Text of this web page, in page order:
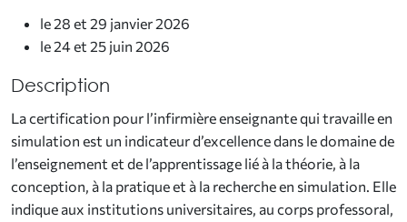
le 28 et 29 janvier 2026
le 24 et 25 juin 2026
Description
La certification pour l’infirmière enseignante qui travaille en
simulation est un indicateur d’excellence dans le domaine de
l’enseignement et de l’apprentissage lié à la théorie, à la
conception, à la pratique et à la recherche en simulation. Elle
indique aux institutions universitaires, au corps professoral,